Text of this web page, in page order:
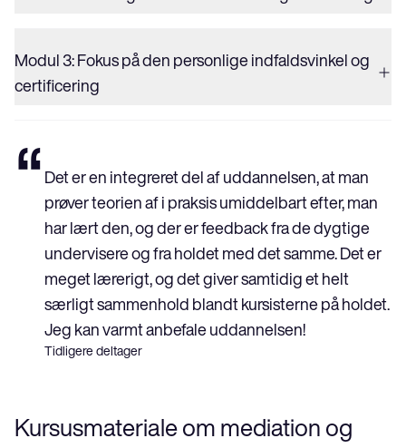
Modul 3: Fokus på den personlige indfaldsvinkel og
certificering
“ Det er en integreret del af uddannelsen, at man
prøver teorien af i praksis umiddelbart efter, man
har lært den, og der er feedback fra de dygtige
undervisere og fra holdet med det samme. Det er
meget lærerigt, og det giver samtidig et helt
særligt sammenhold blandt kursisterne på holdet.
Jeg kan varmt anbefale uddannelsen!
Tidligere deltager
Kursusmateriale om mediation og